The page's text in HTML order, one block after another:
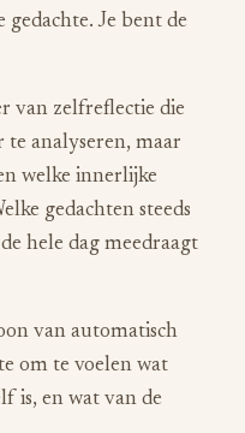
Je bent de
van zelfreflectie die
analyseren, maar
welke innerlijke
gedachten steeds
hele dag meedraagt
van automatisch
om te voelen wat
is, en wat van de